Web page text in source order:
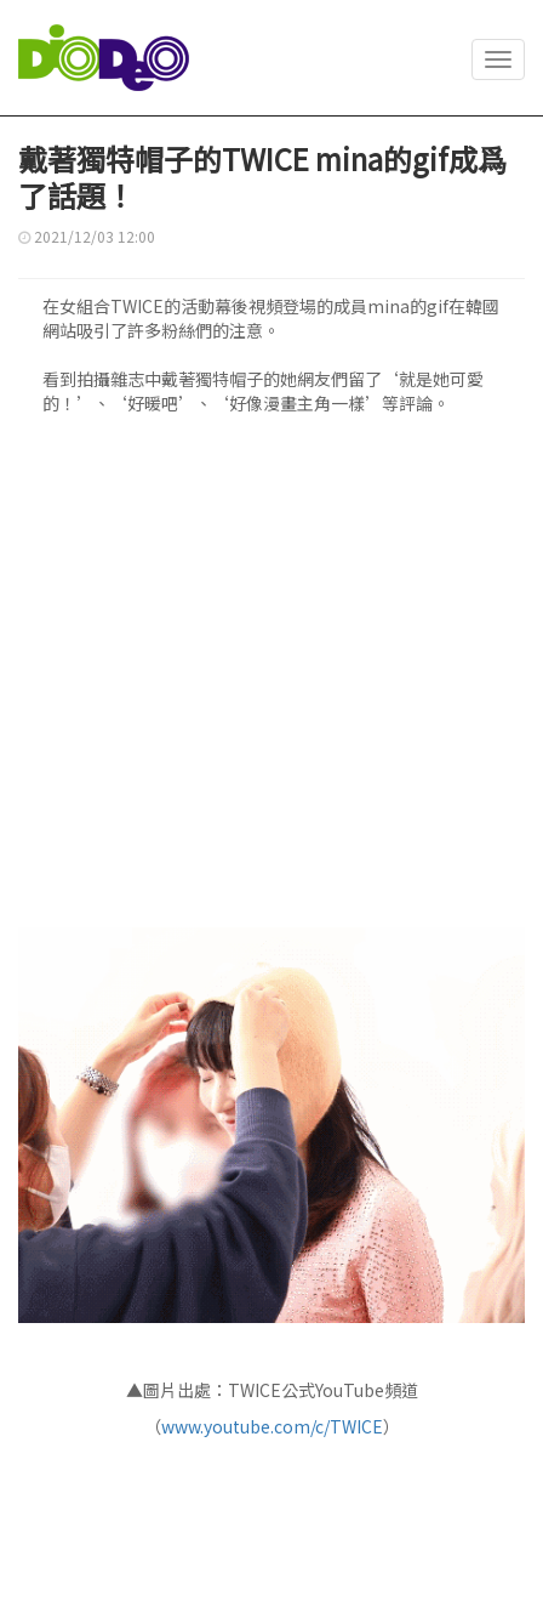
戴著獨特帽子的TWICE mina的gif成爲
了話題！
2021/12/03 12:00
在女組合TWICE的活動幕後視頻登場的成員mina的gif在韓國
網站吸引了許多粉絲們的注意。
看到拍攝雜志中戴著獨特帽子的她網友們留了‘就是她可愛
的！’、‘好暖吧’、‘好像漫畫主角一樣’等評論。
▲圖片出處：TWICE公式YouTube頻道
（www.youtube.com/c/TWICE）